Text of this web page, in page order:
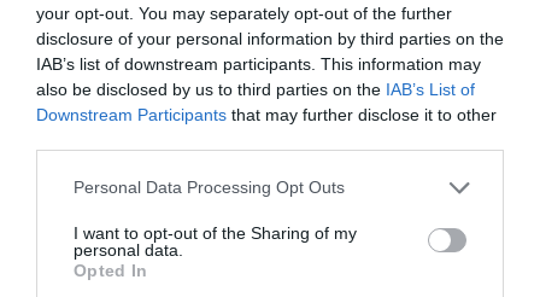
your opt-out. You may separately opt-out of the further
disclosure of your personal information by third parties on the
IAB’s list of downstream participants. This information may
also be disclosed by us to third parties on the IAB’s List of
Downstream Participants that may further disclose it to other
Please note that this website/app uses one or more Google
not limited to your visit or usage behaviour. You may click to
grant or deny consent to Google and its third-party tags to
use your data for below specified purposes in below Google
Personal Data Processing Opt Outs
I want to opt-out of the Sharing of my
personal data.
Opted In
Εύβοια: Η «κρυφή» παραλία με τα βότσαλα
06.08.2024 | 18:00